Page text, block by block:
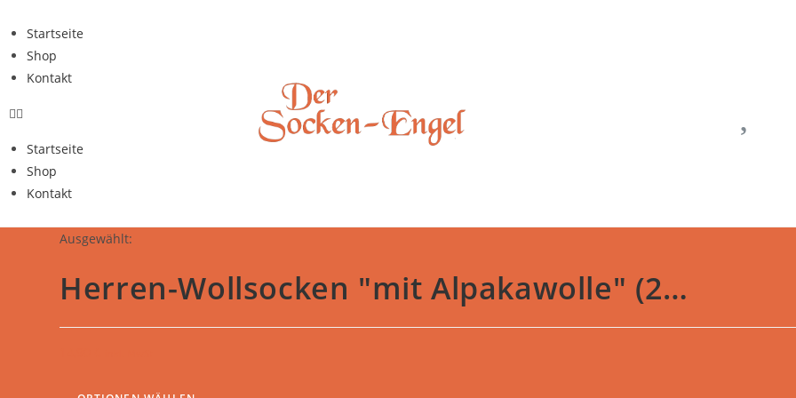
Startseite
Shop
Kontakt
Startseite
Shop
Kontakt
Ausgewählt:
Herren-Wollsocken "mit Alpakawolle" (2…